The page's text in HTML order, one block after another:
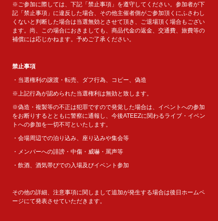
※ご参加に際しては、下記「禁止事項」を遵守してください。参加者が下
記「禁止事項」に違反した場合、その他主催者側がご参加頂くにふさわし
くないと判断した場合は当選無効とさせて頂き、ご退場頂く場合もござい
ます。尚、この場合におきましても、商品代金の返金、交通費、旅費等の
補償には応じかねます。予めご了承ください。
禁止事項
・当選権利の譲渡・転売、ダフ行為、コピー、偽造
※上記行為が認められた当選権利は無効と致します。
※偽造・複製等の不正は犯罪ですので発覚した場合は、イベントへの参加
をお断りするとともに警察に通報し、今後ATEEZに関わるライブ・イベン
トへの参加を一切不可といたします。
・会場周辺での泊り込み、座り込みや集会等
・メンバーへの誹謗・中傷・威嚇・罵声等
・飲酒、酒気帯びでの入場及びイベント参加
その他の詳細、注意事項に関しまして追加が発生する場合は後日ホームペ
ージにて発表させていただきます。